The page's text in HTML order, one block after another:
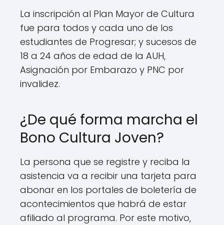
La inscripción al Plan Mayor de Cultura
fue para todos y cada uno de los
estudiantes de Progresar; y sucesos de
18 a 24 años de edad de la AUH,
Asignación por Embarazo y PNC por
invalidez.
¿De qué forma marcha el
Bono Cultura Joven?
La persona que se registre y reciba la
asistencia va a recibir una tarjeta para
abonar en los portales de boletería de
acontecimientos que habrá de estar
afiliado al programa. Por este motivo,